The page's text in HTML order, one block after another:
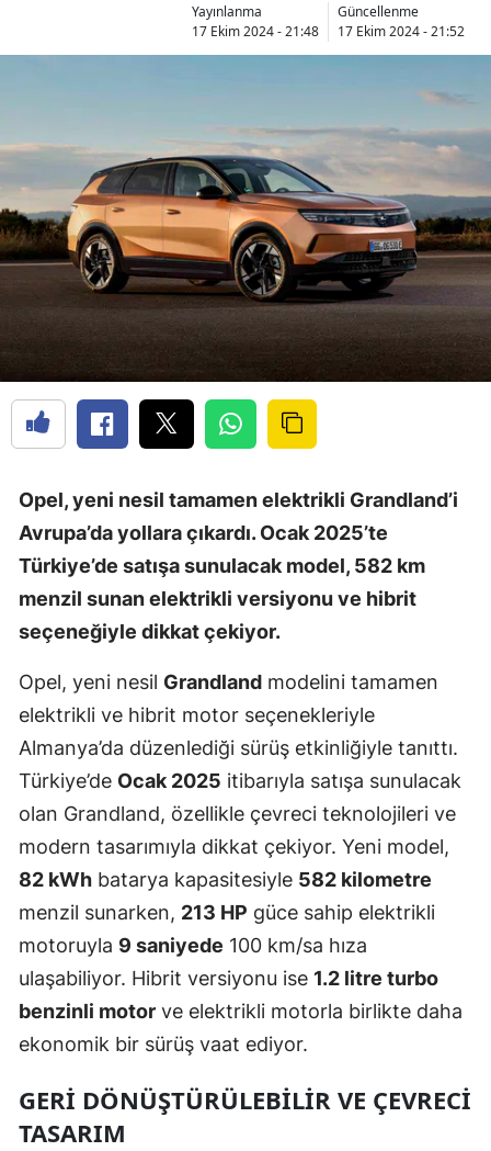
Yayınlanma
17 Ekim 2024 - 21:48
Güncellenme
17 Ekim 2024 - 21:52
Opel, yeni nesil tamamen elektrikli Grandland’i
Avrupa’da yollara çıkardı. Ocak 2025’te
Türkiye’de satışa sunulacak model, 582 km
menzil sunan elektrikli versiyonu ve hibrit
seçeneğiyle dikkat çekiyor.
Opel, yeni nesil Grandland modelini tamamen
elektrikli ve hibrit motor seçenekleriyle
Almanya’da düzenlediği sürüş etkinliğiyle tanıttı.
Türkiye’de Ocak 2025 itibarıyla satışa sunulacak
olan Grandland, özellikle çevreci teknolojileri ve
modern tasarımıyla dikkat çekiyor. Yeni model,
82 kWh batarya kapasitesiyle 582 kilometre
menzil sunarken, 213 HP güce sahip elektrikli
motoruyla 9 saniyede 100 km/sa hıza
ulaşabiliyor. Hibrit versiyonu ise 1.2 litre turbo
benzinli motor ve elektrikli motorla birlikte daha
ekonomik bir sürüş vaat ediyor.
GERİ DÖNÜŞTÜRÜLEBİLİR VE ÇEVRECİ
TASARIM